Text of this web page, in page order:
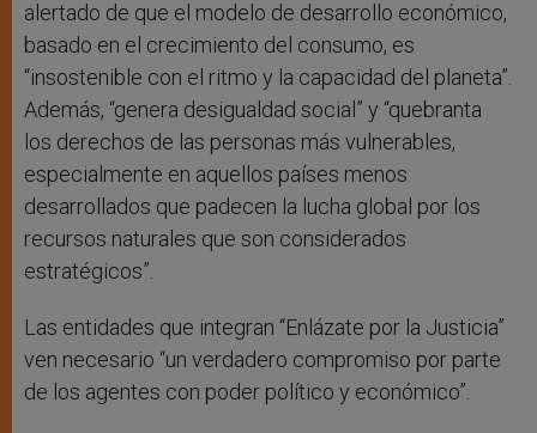
alertado de que el modelo de desarrollo económico,
basado en el crecimiento del consumo, es
“insostenible con el ritmo y la capacidad del planeta”.
Además, “genera desigualdad social” y “quebranta
los derechos de las personas más vulnerables,
especialmente en aquellos países menos
desarrollados que padecen la lucha global por los
recursos naturales que son considerados
estratégicos”.
Las entidades que integran “Enlázate por la Justicia”
ven necesario “un verdadero compromiso por parte
de los agentes con poder político y económico”.